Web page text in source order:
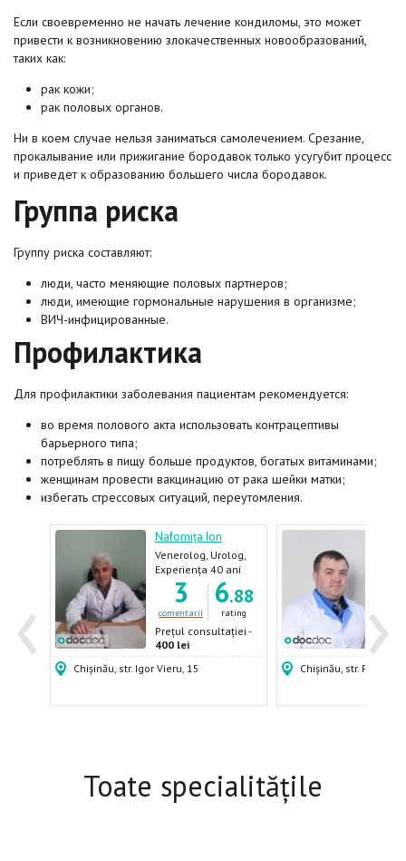
Если своевременно не начать лечение кондиломы, это может
привести к возникновению злокачественных новообразований,
таких как:
рак кожи;
рак половых органов.
Ни в коем случае нельзя заниматься самолечением. Срезание,
прокалывание или прижигание бородавок только усугубит процесс
и приведет к образованию большего числа бородавок.
Группа риска
Группу риска составляют:
люди, часто меняющие половых партнеров;
люди, имеющие гормональные нарушения в организме;
ВИЧ-инфицированные.
Профилактика
Для профилактики заболевания пациентам рекомендуется:
во время полового акта использовать контрацептивы
барьерного типа;
потреблять в пищу больше продуктов, богатых витаминами;
женщинам провести вакцинацию от рака шейки матки;
избегать стрессовых ситуаций, переутомления.
‹ ›
-
Nafornița Ion
Venerolog, Urolog,
Dermatolog,
Androlog
Experiența 40 ani
3
comentarii
6.88
rating
Prețul consultației -
400 lei
Chișinău, str. Igor Vieru, 15
500
Chișinău, str. Puskin,
Toate specialitățile